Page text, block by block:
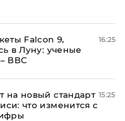
Falcon 9,
в Луну: ученые
ВВС
16:25
на новый стандарт
что изменится с
15:25